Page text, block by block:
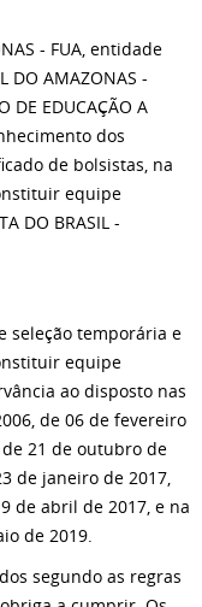
- FUA, entidade
DO AMAZONAS -
DE EDUCAÇÃO A
dos
de bolsistas, na
equipe
DO BRASIL -
seleção temporária e
equipe
ao disposto nas
de 06 de fevereiro
de 21 de outubro de
de janeiro de 2017,
de abril de 2017, e na
de 2019.
segundo as regras